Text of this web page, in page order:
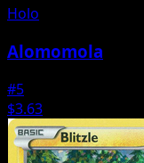
Holo
Alomomola
#5
$3.63